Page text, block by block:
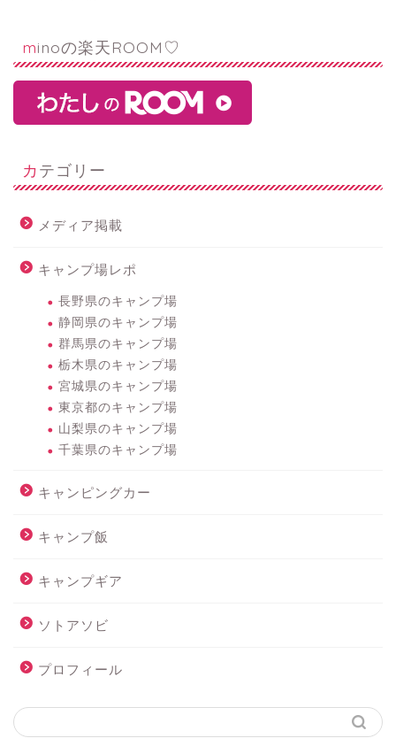
minoの楽天ROOM♡
カテゴリー
メディア掲載
キャンプ場レポ
長野県のキャンプ場
静岡県のキャンプ場
群馬県のキャンプ場
栃木県のキャンプ場
宮城県のキャンプ場
東京都のキャンプ場
山梨県のキャンプ場
千葉県のキャンプ場
キャンピングカー
キャンプ飯
キャンプギア
ソトアソビ
プロフィール